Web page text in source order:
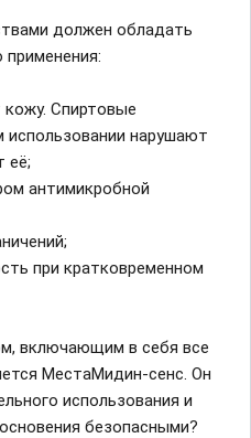
должен обладать
применения:
Спиртовые
использовании нарушают
её;
антимикробной
при кратковременном
включающим в себя все
МестаМидин-сенс. Он
использования и
безопасными?